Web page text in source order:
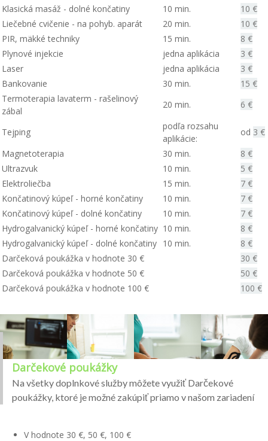
Klasická masáž - dolné končatiny 10 min.
10 €
Liečebné cvičenie - na pohyb. aparát
20 min.
10 €
PIR, mäkké techniky
15 min.
8 €
Plynové injekcie
jedna aplikácia
3 €
Laser
jedna aplikácia
3 €
Bankovanie
30 min.
15 €
Termoterapia lavaterm - rašelinový
zábal
20 min. 6 €
Tejping
podľa rozsahu
aplikácie:
od 3 €
Magnetoterapia
30 min.
8 €
Ultrazvuk
10 min.
5 €
Elektroliečba
15 min.
7 €
Končatinový kúpeľ - horné končatiny
10 min.
7 €
Končatinový kúpeľ - dolné končatiny
10 min.
7 €
Hydrogalvanický kúpeľ - horné končatiny 10 min.
8 €
Hydrogalvanický kúpeľ - dolné končatiny 10 min.
8 €
Darčeková poukážka v hodnote 30 €
30 €
Darčeková poukážka v hodnote 50 €
50 €
Darčeková poukážka v hodnote 100 €
100 €
Darčekové poukážky
Na všetky doplnkové služby môžete využiť Darčekové
poukážky, ktoré je možné zakúpiť priamo v našom zariadení
V hodnote 30 €, 50 €, 100 €